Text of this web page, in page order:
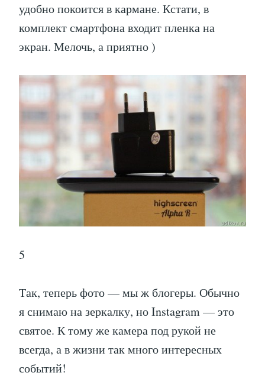
удобно покоится в кармане. Кстати, в
комплект смартфона входит пленка на
экран. Мелочь, а приятно )
5
Так, теперь фото — мы ж блогеры. Обычно
я снимаю на зеркалку, но Instagram — это
святое. К тому же камера под рукой не
всегда, а в жизни так много интересных
событий!